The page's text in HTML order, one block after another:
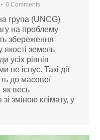
0 Comments
група (UNCG)
на проблему
збереження
якості земель
усіх рівнів
не існує. Такі дії
до масової
як весь
зі зміною клімату, у